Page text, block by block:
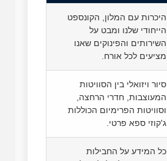
היכרות עם המלון, הקונספט
הייחודי שלנו ומבט על
השירותים והפינוקים שאנו
מציעים לכל אורח.
סיור ויזואלי בין הסוויטות
המעוצבות, חדרי הרחצה,
וסוויטות הפרימיום הכוללות
ג'קוזי ספא פרטי.
כל המידע על החבילות